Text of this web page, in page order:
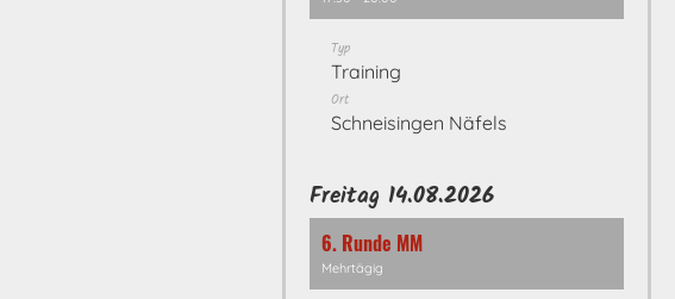
Typ
Training
Ort
Schneisingen Näfels
Freitag 14.08.2026
6. Runde MM
Mehrtägig